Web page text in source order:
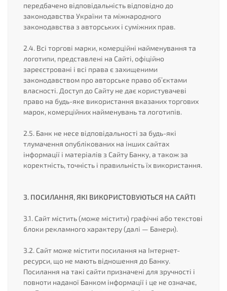
передбачено відповідальність відповідно до
законодавства України та міжнародного
законодавства з авторських і суміжних прав.
2.4. Всі торгові марки, комерційні найменування та
логотипи, представлені на Сайті, офіційно
зареєстровані і всі права є захищеними
законодавством про авторське право об’єктами
власності. Доступ до Сайту не дає користувачеві
право на будь-яке використання вказаних торгових
марок, комерційних найменувань та логотипів.
2.5. Банк не несе відповідальності за будь-які
тлумачення опублікованих на інших сайтах
інформації і матеріалів з Сайту Банку, а також за
коректність, точність і правильність їх використання.
3. ПОСИЛАННЯ, ЯКІ ВИКОРИСТОВУЮТЬСЯ НА САЙТІ
3.1. Сайт містить (може містити) графічні або текстові
блоки рекламного характеру (далі — Банери).
3.2. Сайт може містити посилання на Інтернет-
ресурси, що не мають відношення до Банку.
Посилання на такі сайти призначені для зручності і
повноти наданої Банком інформації і це не означає,